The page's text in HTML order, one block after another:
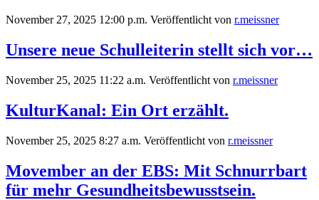
November 27, 2025 12:00 p.m. Veröffentlicht von r.meissner
Unsere neue Schulleiterin stellt sich vor…
November 25, 2025 11:22 a.m. Veröffentlicht von r.meissner
KulturKanal: Ein Ort erzählt.
November 25, 2025 8:27 a.m. Veröffentlicht von r.meissner
Movember an der EBS: Mit Schnurrbart
für mehr Gesundheitsbewusstsein.